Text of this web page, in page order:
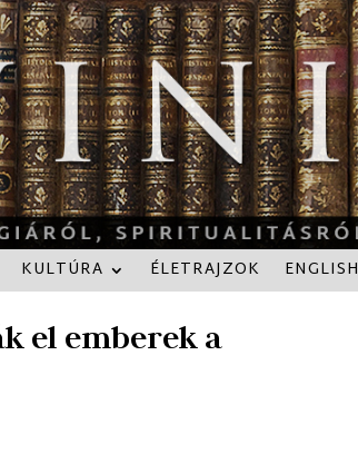
KULTÚRA ÉLETRAJZOK ENGLISH
el emberek a